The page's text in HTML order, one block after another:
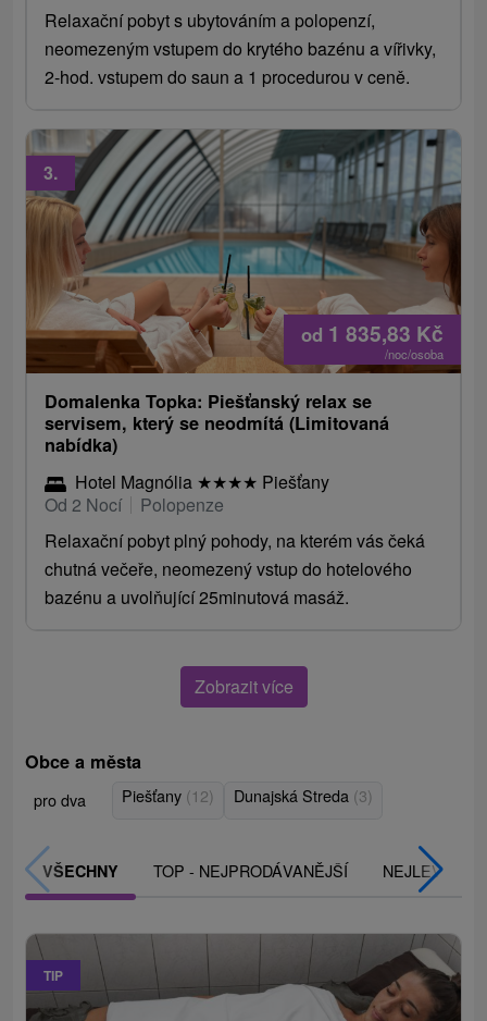
Relaxační pobyt s ubytováním a polopenzí,
neomezeným vstupem do krytého bazénu a vířivky,
2-hod. vstupem do saun a 1 procedurou v ceně.
od 1 835,83 Kč
/noc/osoba
3.
Domalenka Topka: Piešťanský relax se
servisem, který se neodmítá (Limitovaná
nabídka)
Hotel Magnólia ★★★★ Piešťany
Od 2 Nocí
Polopenze
Relaxační pobyt plný pohody, na kterém vás čeká
chutná večeře, neomezený vstup do hotelového
bazénu a uvolňující 25minutová masáž.
Zobrazit více
Obce a města
pro dva Piešťany (12) Dunajská Streda (3)
VŠECHNY TOP - NEJPRODÁVANĚJŠÍ NEJLEVNĚJŠÍ
TIP